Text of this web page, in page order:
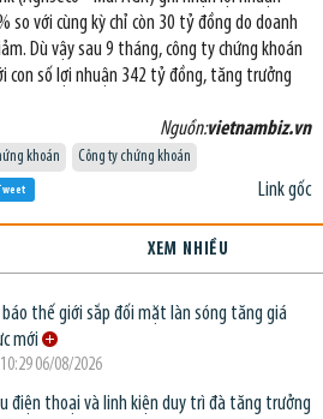
so với cùng kỳ chỉ còn 30 tỷ đồng do doanh
Dù vậy sau 9 tháng, công ty chứng khoán
con số lợi nhuận 342 tỷ đồng, tăng trưởng
Nguồn:vietnambiz.vn
khoán Công ty chứng khoán
Link gốc
XEM NHIỀU
báo thế giới sắp đối mặt làn sóng tăng giá
mới
06/08/2026
điện thoại và linh kiện duy trì đà tăng trưởng